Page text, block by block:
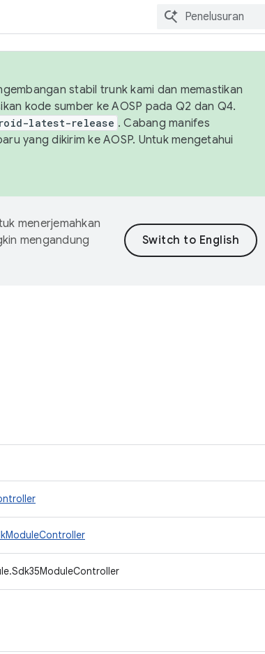
stabil trunk kami dan memastikan
kode sumber ke AOSP pada Q2 dan Q4.
latest-release . Cabang manifes
yang dikirim ke AOSP. Untuk mengetahui
menerjemahkan
mengandung